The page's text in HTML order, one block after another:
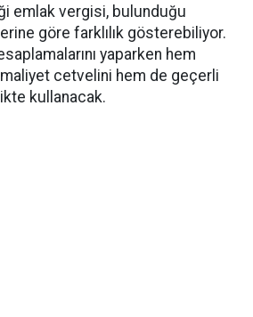
emlak vergisi, bulunduğu
göre farklılık gösterebiliyor.
yaparken hem
cetvelini hem de geçerli
kullanacak.